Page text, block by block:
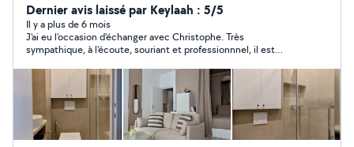
commande de mobiliers, en passant par la création de
visuels 3D, je propose un choix de services qui ne
manqueront pas de vous satisfaire. le devis est gratuit !
visiter mon Instagram : chris_by_design Bonne journée a
vous
Dernier avis laissé par Keylaah : 5/5
Il y a plus de 6 mois
J'ai eu l'occasion d'échanger avec Christophe. Très
sympathique, à l'écoute, souriant et professionnnel, il est
donné de précieux conseils concernant notre projet. Je vous
recommande de collaborer avec lui pour toute demande de
décoration d'intérieur. Merci encore à vous Christophe!